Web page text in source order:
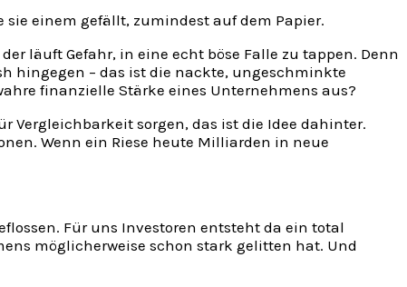
einem gefällt, zumindest auf dem Papier.
läuft Gefahr, in eine echt böse Falle zu tappen. Denn
hingegen – das ist die nackte, ungeschminkte
finanzielle Stärke eines Unternehmens aus?
Vergleichbarkeit sorgen, das ist die Idee dahinter.
Wenn ein Riese heute Milliarden in neue
Für uns Investoren entsteht da ein total
möglicherweise schon stark gelitten hat. Und